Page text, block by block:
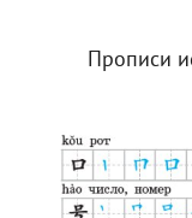
Прописи